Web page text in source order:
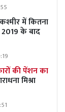
में कितना
के बाद
की पेंशन का
मिश्रा